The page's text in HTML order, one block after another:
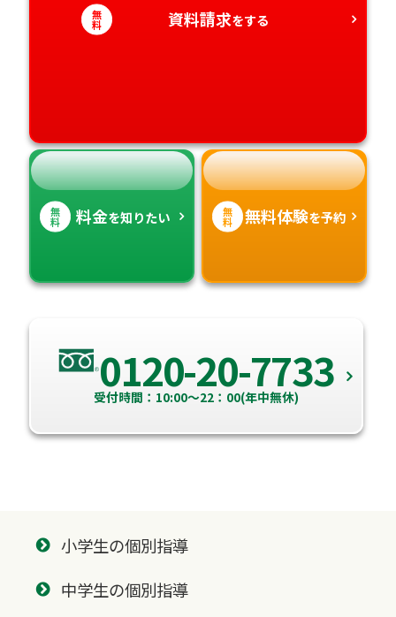
愛知県
香川県
宮崎県
無
料 資料請求をする
無
料 料金を知りたい 無
料 無料体験を予約
0120-20-7733
受付時間：10:00～22：00(年中無休)
小学生の個別指導
中学生の個別指導